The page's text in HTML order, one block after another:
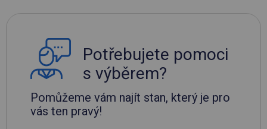
Potřebujete pomoci
s výběrem?
Pomůžeme vám najít stan, který je pro
vás ten pravý!